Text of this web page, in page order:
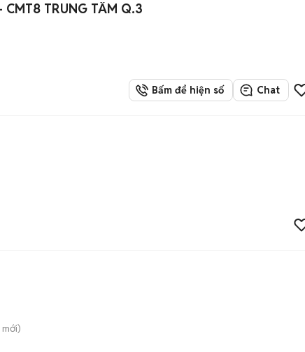
CĂN HỘ 2PN 65M² FULL NỘI THẤT - CỬA SỔ - CMT8 TRUNG TÂM Q.3
Bấm để hiện số Chat
mới)